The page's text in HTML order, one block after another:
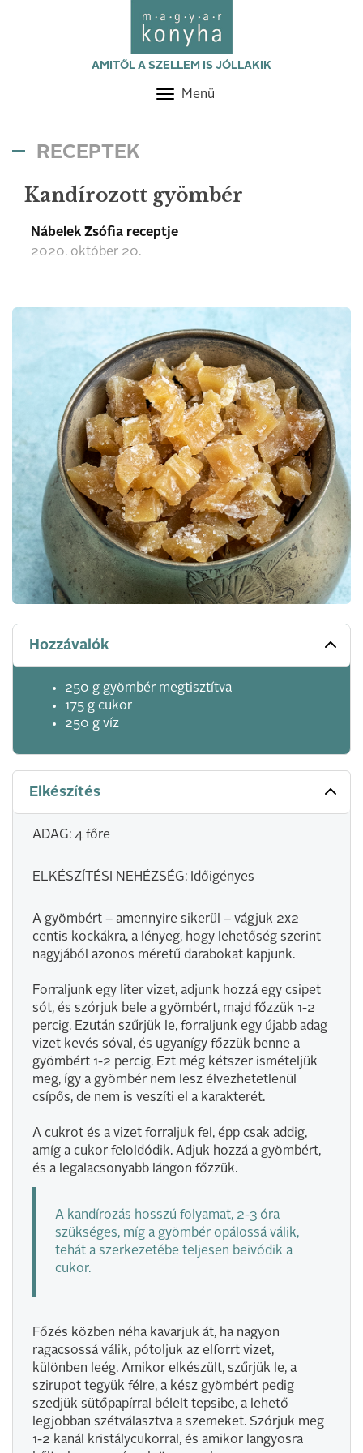
AMITŐL A SZELLEM IS JÓLLAKIK
Toggle
Menü
RECEPTEK
Kandírozott gyömbér
Nábelek Zsófia receptje
2020. október 20.
Hozzávalók
250 g gyömbér megtisztítva
175 g cukor
250 g víz
Elkészítés
ADAG: 4 főre
ELKÉSZÍTÉSI NEHÉZSÉG: Időigényes
A gyömbért – amennyire sikerül – vágjuk 2x2
centis kockákra, a lényeg, hogy lehetőség szerint
nagyjából azonos méretű darabokat kapjunk.
Forraljunk egy liter vizet, adjunk hozzá egy csipet
sót, és szórjuk bele a gyömbért, majd főzzük 1-2
percig. Ezután szűrjük le, forraljunk egy újabb adag
vizet kevés sóval, és ugyanígy főzzük benne a
gyömbért 1-2 percig. Ezt még kétszer ismételjük
meg, így a gyömbér nem lesz élvezhetetlenül
csípős, de nem is veszíti el a karakterét.
A cukrot és a vizet forraljuk fel, épp csak addig,
amíg a cukor feloldódik. Adjuk hozzá a gyömbért,
és a legalacsonyabb lángon főzzük.
A kandírozás hosszú folyamat, 2-3 óra
szükséges, míg a gyömbér opálossá válik,
tehát a szerkezetébe teljesen beivódik a
cukor.
Főzés közben néha kavarjuk át, ha nagyon
ragacsossá válik, pótoljuk az elforrt vizet,
különben leég. Amikor elkészült, szűrjük le, a
szirupot tegyük félre, a kész gyömbért pedig
szedjük sütőpapírral bélelt tepsibe, a lehető
legjobban szétválasztva a szemeket. Szórjuk meg
1-2 kanál kristálycukorral, és amikor langyosra